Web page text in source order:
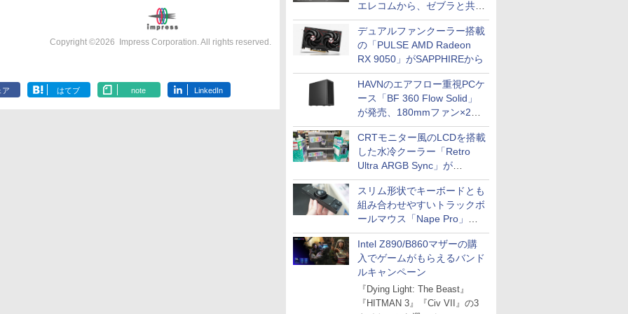
エレコムから、ゼブラと共同
開発
デュアルファンクーラー搭載
の「PULSE AMD Radeon
RX 9050」がSAPPHIREから
HAVNのエアフロー重視PCケ
ース「BF 360 Flow Solid」
が発売、180mmファン×2搭
載
CRTモニター風のLCDを搭載
した水冷クーラー「Retro
Ultra ARGB Sync」が
Thermaltakeから
スリム形状でキーボードとも
組み合わせやすいトラックボ
ールマウス「Nape Pro」が
Keychronから
Intel Z890/B860マザーの購
入でゲームがもらえるバンド
ルキャンペーン
『Dying Light: The Beast』
『HITMAN 3』『Civ VII』の3
Copyright ©2026 Impress Corporation. All rights reserved.
ア はてブ note LinkedIn